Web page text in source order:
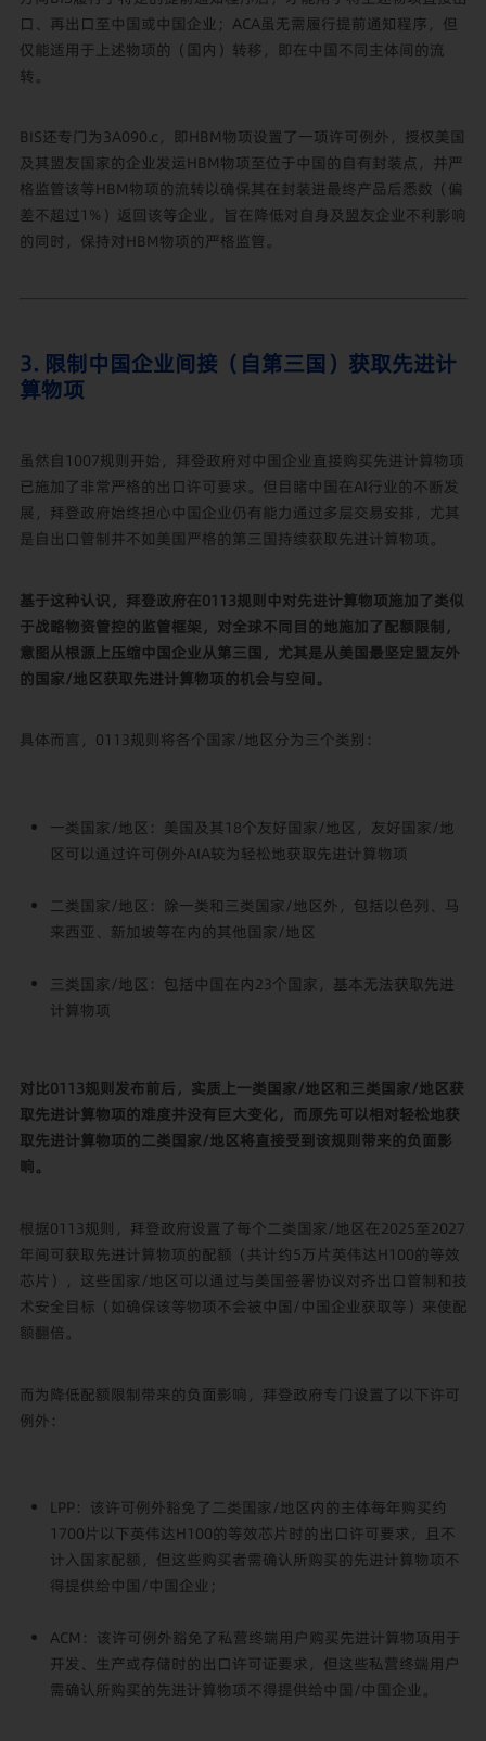
口、再出口至中国或中国企业；ACA虽无需履行提前通知程序，但
仅能适用于上述物项的（国内）转移，即在中国不同主体间的流
转。
BIS还专门为3A090.c，即HBM物项设置了一项许可例外，授权美国
及其盟友国家的企业发运HBM物项至位于中国的自有封装点，并严
格监管该等HBM物项的流转以确保其在封装进最终产品后悉数（偏
差不超过1%）返回该等企业，旨在降低对自身及盟友企业不利影响
的同时，保持对HBM物项的严格监管。
3. 限制中国企业间接（自第三国）获取先进计
算物项
虽然自1007规则开始，拜登政府对中国企业直接购买先进计算物项
已施加了非常严格的出口许可要求。但目睹中国在AI行业的不断发
展，拜登政府始终担心中国企业仍有能力通过多层交易安排，尤其
是自出口管制并不如美国严格的第三国持续获取先进计算物项。
基于这种认识，拜登政府在0113规则中对先进计算物项施加了类似
于战略物资管控的监管框架，对全球不同目的地施加了配额限制，
意图从根源上压缩中国企业从第三国，尤其是从美国最坚定盟友外
的国家/地区获取先进计算物项的机会与空间。
具体而言，0113规则将各个国家/地区分为三个类别：
一类国家/地区：美国及其18个友好国家/地区，友好国家/地
区可以通过许可例外AIA较为轻松地获取先进计算物项
二类国家/地区：除一类和三类国家/地区外，包括以色列、马
来西亚、新加坡等在内的其他国家/地区
三类国家/地区：包括中国在内23个国家，基本无法获取先进
计算物项
对比0113规则发布前后，实质上一类国家/地区和三类国家/地区获
取先进计算物项的难度并没有巨大变化，而原先可以相对轻松地获
取先进计算物项的二类国家/地区将直接受到该规则带来的负面影
响。
根据0113规则，拜登政府设置了每个二类国家/地区在2025至2027
年间可获取先进计算物项的配额（共计约5万片英伟达H100的等效
芯片），这些国家/地区可以通过与美国签署协议对齐出口管制和技
术安全目标（如确保该等物项不会被中国/中国企业获取等）来使配
额翻倍。
而为降低配额限制带来的负面影响，拜登政府专门设置了以下许可
例外：
LPP：该许可例外豁免了二类国家/地区内的主体每年购买约
1700片以下英伟达H100的等效芯片时的出口许可要求，且不
计入国家配额，但这些购买者需确认所购买的先进计算物项不
得提供给中国/中国企业；
ACM：该许可例外豁免了私营终端用户购买先进计算物项用于
开发、生产或存储时的出口许可证要求，但这些私营终端用户
需确认所购买的先进计算物项不得提供给中国/中国企业。